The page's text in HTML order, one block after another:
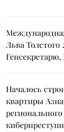
Льва Толстого
Началось
квартиры